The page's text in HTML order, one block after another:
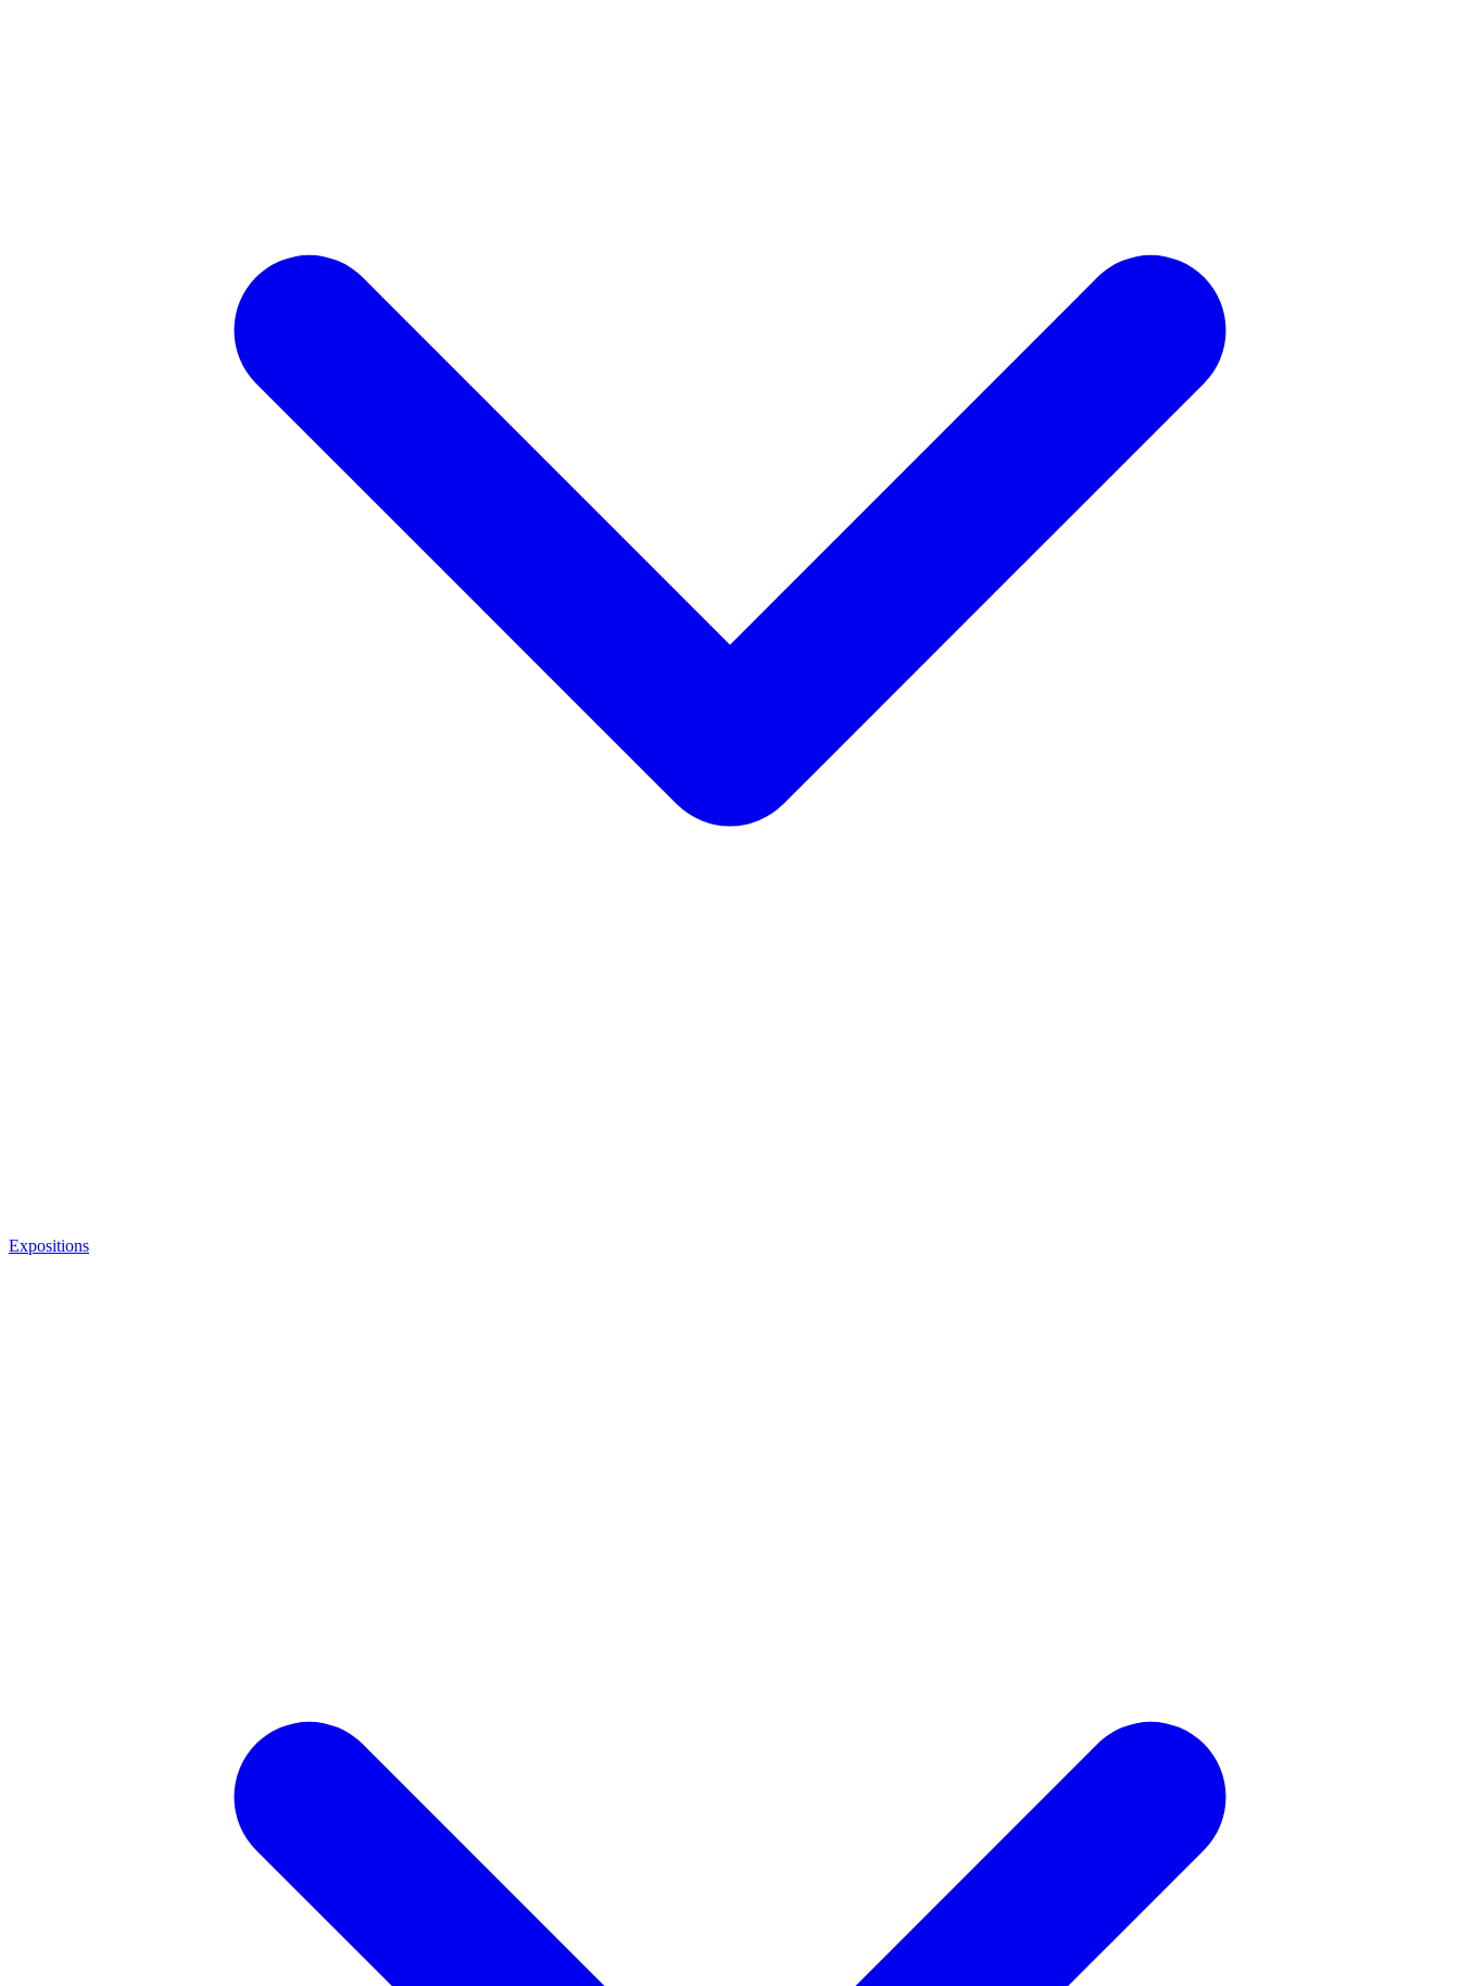
Expositions